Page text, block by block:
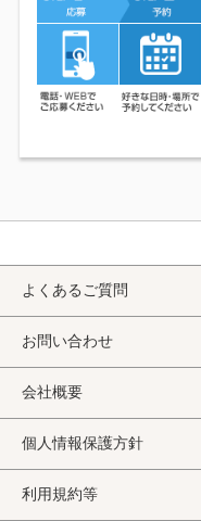
よくあるご質問
お問い合わせ
会社概要
個人情報保護方針
利用規約等